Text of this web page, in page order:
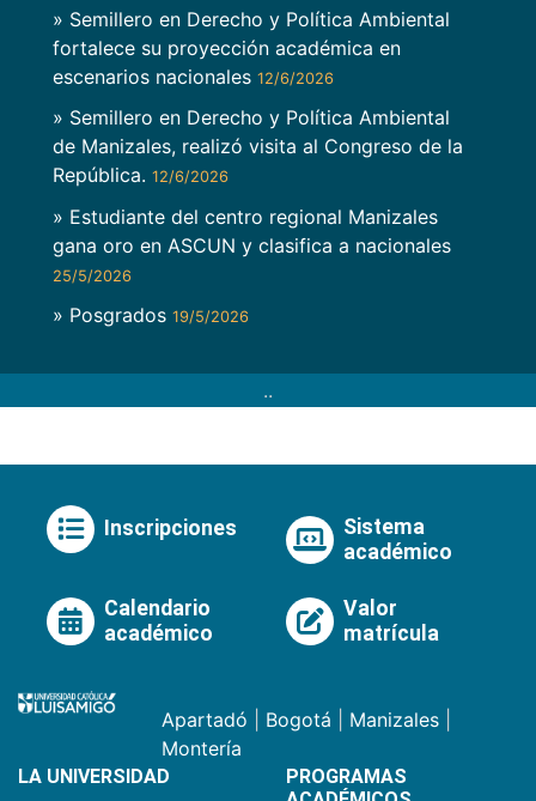
» Semillero en Derecho y Política Ambiental
fortalece su proyección académica en
escenarios nacionales 12/6/2026
» Semillero en Derecho y Política Ambiental
de Manizales, realizó visita al Congreso de la
República. 12/6/2026
» Estudiante del centro regional Manizales
gana oro en ASCUN y clasifica a nacionales
25/5/2026
» Posgrados 19/5/2026
..
Inscripciones
Sistema
académico
Calendario
académico
Valor
matrícula
Apartadó Bogotá Manizales
Montería
LA UNIVERSIDAD
PROGRAMAS